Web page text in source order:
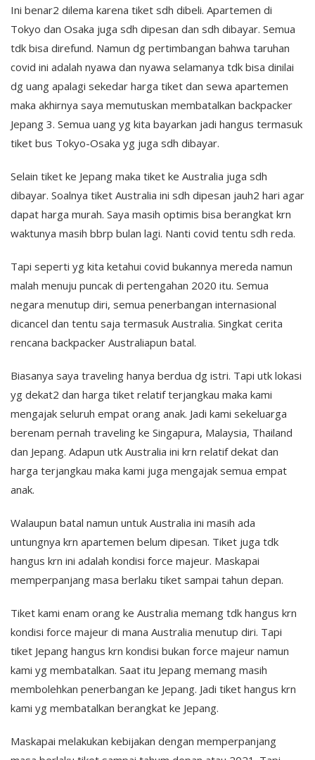
Ini benar2 dilema karena tiket sdh dibeli. Apartemen di
Tokyo dan Osaka juga sdh dipesan dan sdh dibayar. Semua
tdk bisa direfund. Namun dg pertimbangan bahwa taruhan
covid ini adalah nyawa dan nyawa selamanya tdk bisa dinilai
dg uang apalagi sekedar harga tiket dan sewa apartemen
maka akhirnya saya memutuskan membatalkan backpacker
Jepang 3. Semua uang yg kita bayarkan jadi hangus termasuk
tiket bus Tokyo-Osaka yg juga sdh dibayar.
Selain tiket ke Jepang maka tiket ke Australia juga sdh
dibayar. Soalnya tiket Australia ini sdh dipesan jauh2 hari agar
dapat harga murah. Saya masih optimis bisa berangkat krn
waktunya masih bbrp bulan lagi. Nanti covid tentu sdh reda.
Tapi seperti yg kita ketahui covid bukannya mereda namun
malah menuju puncak di pertengahan 2020 itu. Semua
negara menutup diri, semua penerbangan internasional
dicancel dan tentu saja termasuk Australia. Singkat cerita
rencana backpacker Australiapun batal.
Biasanya saya traveling hanya berdua dg istri. Tapi utk lokasi
yg dekat2 dan harga tiket relatif terjangkau maka kami
mengajak seluruh empat orang anak. Jadi kami sekeluarga
berenam pernah traveling ke Singapura, Malaysia, Thailand
dan Jepang. Adapun utk Australia ini krn relatif dekat dan
harga terjangkau maka kami juga mengajak semua empat
anak.
Walaupun batal namun untuk Australia ini masih ada
untungnya krn apartemen belum dipesan. Tiket juga tdk
hangus krn ini adalah kondisi force majeur. Maskapai
memperpanjang masa berlaku tiket sampai tahun depan.
Tiket kami enam orang ke Australia memang tdk hangus krn
kondisi force majeur di mana Australia menutup diri. Tapi
tiket Jepang hangus krn kondisi bukan force majeur namun
kami yg membatalkan. Saat itu Jepang memang masih
membolehkan penerbangan ke Jepang. Jadi tiket hangus krn
kami yg membatalkan berangkat ke Jepang.
Maskapai melakukan kebijakan dengan memperpanjang